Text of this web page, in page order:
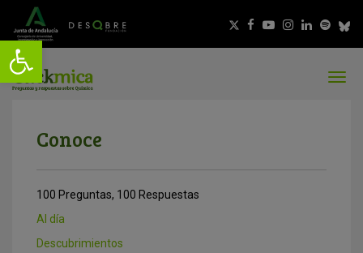
Conoce
100 Preguntas, 100 Respuestas
Al día
Descubrimientos